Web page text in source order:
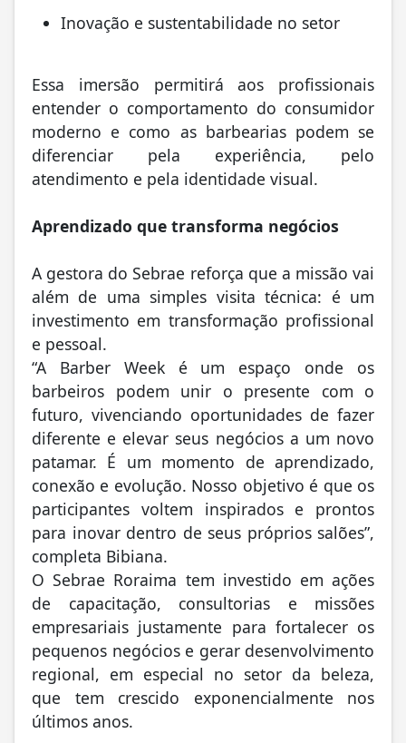
Inovação e sustentabilidade no setor
Essa imersão permitirá aos profissionais
entender o comportamento do consumidor
moderno e como as barbearias podem se
diferenciar pela experiência, pelo
atendimento e pela identidade visual.
Aprendizado que transforma negócios
A gestora do Sebrae reforça que a missão vai
além de uma simples visita técnica: é um
investimento em transformação profissional
e pessoal.
“A Barber Week é um espaço onde os
barbeiros podem unir o presente com o
futuro, vivenciando oportunidades de fazer
diferente e elevar seus negócios a um novo
patamar. É um momento de aprendizado,
conexão e evolução. Nosso objetivo é que os
participantes voltem inspirados e prontos
para inovar dentro de seus próprios salões”,
completa Bibiana.
O Sebrae Roraima tem investido em ações
de capacitação, consultorias e missões
empresariais justamente para fortalecer os
pequenos negócios e gerar desenvolvimento
regional, em especial no setor da beleza,
que tem crescido exponencialmente nos
últimos anos.